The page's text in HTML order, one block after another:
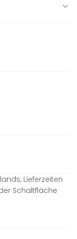
Lieferzeiten
Schaltfläche